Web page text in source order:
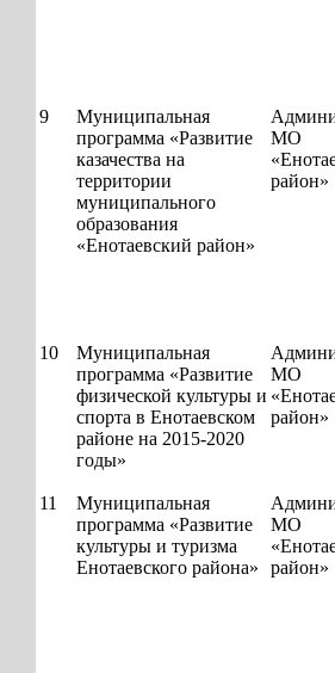
9
Муниципальная
программа «Развитие
казачества на
территории
муниципального
образования
«Енотаевский район»
МО
район»
10
Муниципальная
программа «Развитие
физической культуры и
спорта в Енотаевском
районе на 2015-2020
годы»
МО
район»
11
Муниципальная
программа «Развитие
культуры и туризма
Енотаевского района»
МО
район»